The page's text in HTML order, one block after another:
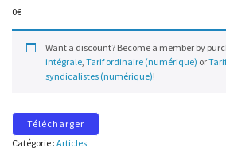
0€
Want a discount? Become a member by
intégrale, Tarif ordinaire (numérique) or
syndicalistes (numérique)!
Télécharger
Catégorie : Articles